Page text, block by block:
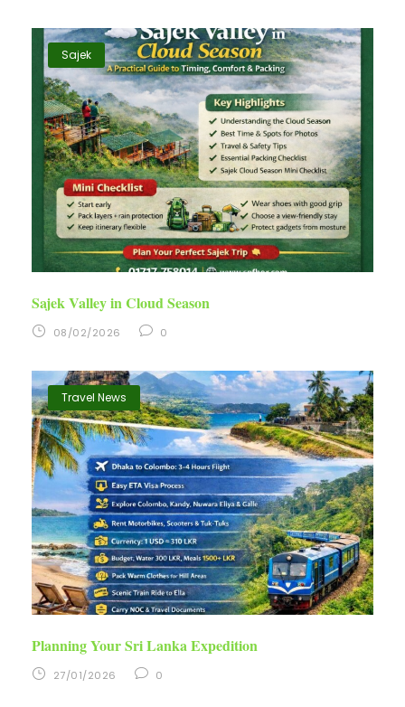
Sajek
Sajek Valley in Cloud Season
08/02/2026 0
Travel News
Planning Your Sri Lanka Expedition
27/01/2026 0